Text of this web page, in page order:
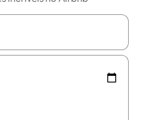
disponíveis, explore-os